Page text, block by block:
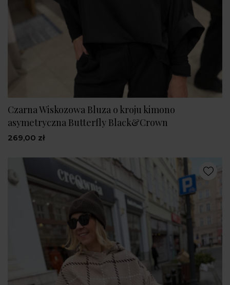
Czarna Wiskozowa Bluza o kroju kimono
asymetryczna Butterfly Black&Crown
269,00 zł